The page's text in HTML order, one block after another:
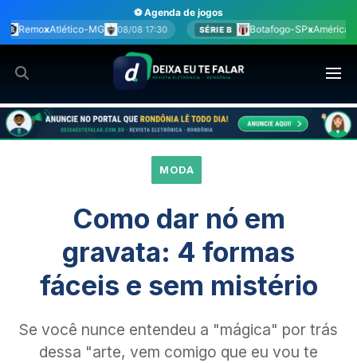
para
o
conteúdo
⚽ Agenda de jogos
SÉRIE B Botafogo-SPxAmérica-MG 08/08 17:30 BRA
MODA
Como dar nó em
gravata: 4 formas
fáceis e sem mistério
Se você nunce entendeu a "mágica" por trás
dessa "arte, vem comigo que eu vou te